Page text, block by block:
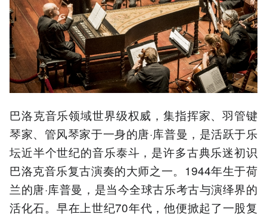
巴洛克音乐领域世界级权威，集指挥家、羽管键
琴家、管风琴家于一身的唐·库普曼，是活跃于乐
坛近半个世纪的音乐泰斗，是许多古典乐迷初识
巴洛克音乐复古演奏的大师之一。1944年生于荷
兰的唐·库普曼，是当今全球古乐考古与演绎界的
活化石。早在上世纪70年代，他便掀起了一股复